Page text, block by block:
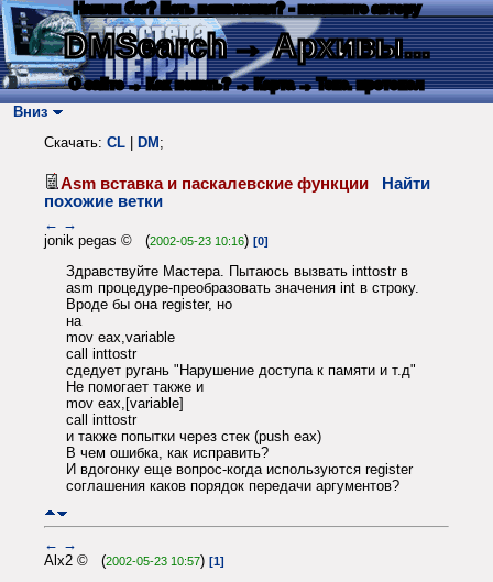
Нашли баг? Есть пожелания? - напишите автору
DMSearch→ Архивы...
О сайте → Как искать? → Карта → Текс. протокол
Вниз
Скачать: CL DM ;
Asm вставка и паскалевские функции
Найти
похожие ветки
← →
jonik pegas © (2002-05-23 10:16) [0]
Здравствуйте Мастера. Пытаюсь вызвать inttostr в
asm процедуре-преобразовать значения int в строку.
Вроде бы она register, но
на
mov eax,variable
call inttostr
сдедует ругань "Нарушение доступа к памяти и т.д"
Не помогает также и
mov eax,[variable]
call inttostr
и также попытки через стек (push eax)
В чем ошибка, как исправить?
И вдогонку еще вопрос-когда используются register
соглашения каков порядок передачи аргументов?
← →
Alx2 © (2002-05-23 10:57) [1]